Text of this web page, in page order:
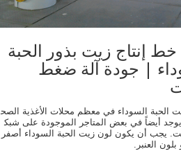
إنتاج زيت بذور الحبة
| جودة آلة ضغط
الحبة السوداء في معظم محلات الأغذية الصح
يوجد أيضاً في بعض المتاجر الموجودة على شبك
يجب أن يكون لون زيت الحبة السوداء أصفر
العنبر.